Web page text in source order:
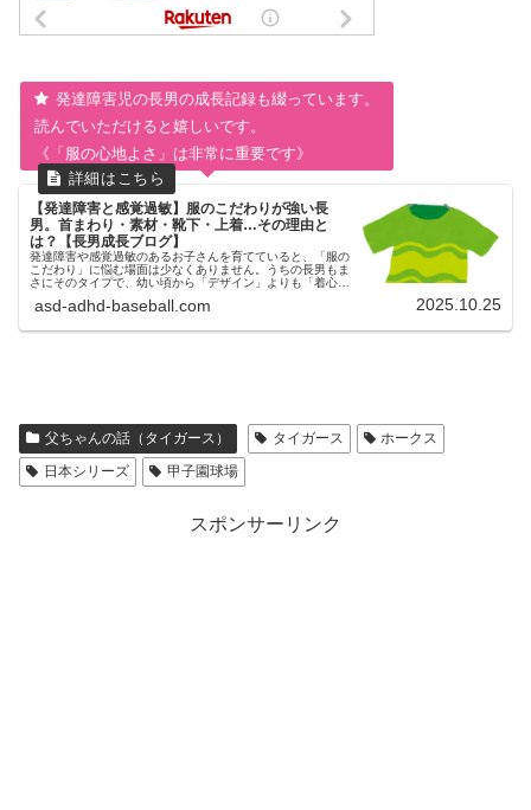
発達障害児の長男の成長記録も綴っています。
読んでいただけると嬉しいです。
《「服の心地よさ」は非常に重要です》
【発達障害と感覚過敏】服のこだわりが強い長
男。首まわり・素材・靴下・上着…その理由と
は？【長男成長ブログ】
発達障害や感覚過敏のあるお子さんを育てていると、「服の
こだわり」に悩む場面は少なくありません。うちの長男もま
さにそのタイプで、幼い頃から「デザイン」よりも「着心
いTシャツを引っ張ってしま...
asd-adhd-baseball.com 2025.10.25
父ちゃんの話（タイガース） タイガース
ホークス
日本シリーズ
甲子園球場
スポンサーリンク